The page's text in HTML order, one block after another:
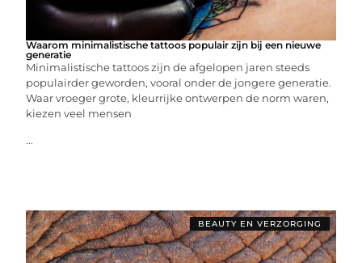
Waarom minimalistische tattoos populair zijn bij een nieuwe
generatie
Minimalistische tattoos zijn de afgelopen jaren steeds
populairder geworden, vooral onder de jongere generatie.
Waar vroeger grote, kleurrijke ontwerpen de norm waren,
kiezen veel mensen
...
BEAUTY EN VERZORGING